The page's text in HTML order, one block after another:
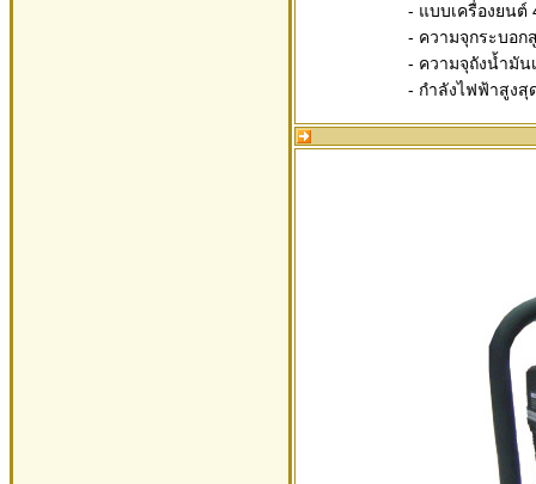
- แบบเครื่องยนต์
- ความจุกระบอก
- ความจุถังน้ำมัน
- กำลังไฟฟ้าสูงสุ